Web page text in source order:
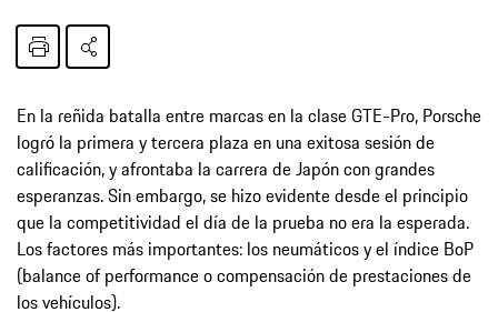
En la reñida batalla entre marcas en la clase GTE-Pro, Porsche
logró la primera y tercera plaza en una exitosa sesión de
calificación, y afrontaba la carrera de Japón con grandes
esperanzas. Sin embargo, se hizo evidente desde el principio
que la competitividad el día de la prueba no era la esperada.
Los factores más importantes: los neumáticos y el índice BoP
(balance of performance o compensación de prestaciones de
los vehículos).